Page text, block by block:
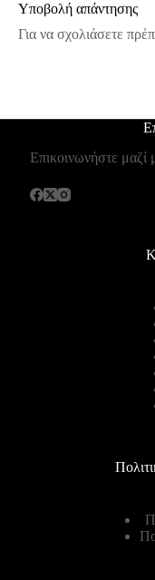
Υποβολή απάντησης
Για να σχολιάσετε
Επικοινωνήστε